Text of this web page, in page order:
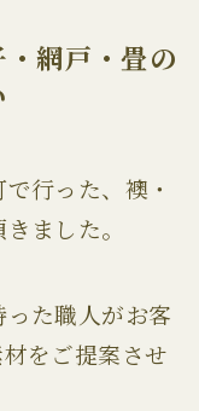
網戸・畳の
行った、襖・
ました。
った職人がお客
をご提案させ